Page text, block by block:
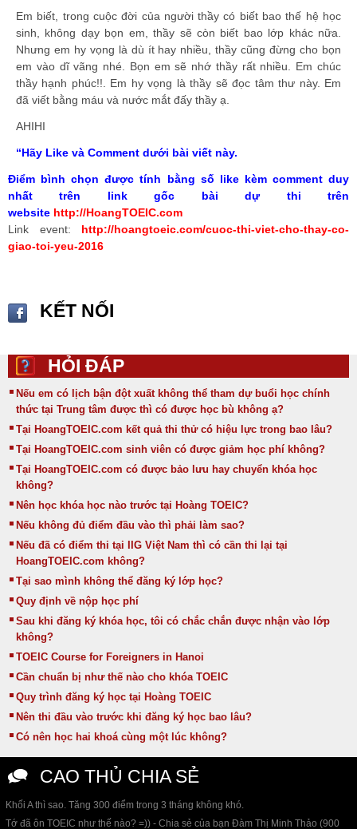
Em biết, trong cuộc đời của người thầy có biết bao thế hệ học
sinh, không dạy bọn em, thầy sẽ còn biết bao lớp khác nữa.
Nhưng em hy vọng là dù ít hay nhiều, thầy cũng đừng cho bọn
em vào dĩ vãng nhé. Bọn em sẽ nhớ thầy rất nhiều. Em chúc
thầy hạnh phúc!!. Em hy vọng là thầy sẽ đọc tâm thư này. Em
đã viết bằng máu và nước mắt đấy thầy ạ.
AHIHI
“Hãy Like và Comment dưới bài viết này.
Điểm bình chọn được tính bằng số like kèm comment duy
nhất trên link gốc bài dự thi trên
website http://HoangTOEIC.com
Link event: http://hoangtoeic.com/cuoc-thi-viet-cho-thay-co-
giao-toi-yeu-2016
KẾT NỐI
HỎI ĐÁP
Nếu em có lịch bận đột xuất không thể tham dự buổi học chính
thức tại Trung tâm được thì có được học bù không ạ?
Tại HoangTOEIC.com kết quả thi thử có hiệu lực trong bao lâu?
Tại HoangTOEIC.com sinh viên có được giảm học phí không?
Tại HoangTOEIC.com có được bảo lưu hay chuyển khóa học
không?
Nên học khóa học nào trước tại Hoàng TOEIC?
Nếu không đủ điểm đầu vào thì phải làm sao?
Nếu đã có điểm thi tại IIG Việt Nam thì có cần thi lại tại
HoangTOEIC.com không?
Tại sao mình không thể đăng ký lớp học?
Quy định về nộp học phí
Sau khi đăng ký khóa học, tôi có chắc chắn được nhận vào lớp
không?
TOEIC Course for Foreigners in Hanoi
Cần chuẩn bị như thế nào cho khóa TOEIC
Quy trình đăng ký học tại Hoàng TOEIC
Nên thi đầu vào trước khi đăng ký học bao lâu?
Có nên học hai khoá cùng một lúc không?
CAO THỦ CHIA SẺ
Khối A thì sao. Tăng 300 điểm trong 3 tháng không khó.
Tớ đã ôn TOEIC như thế nào? =)) - Chia sẻ của bạn Đàm Thị Minh Thảo (900